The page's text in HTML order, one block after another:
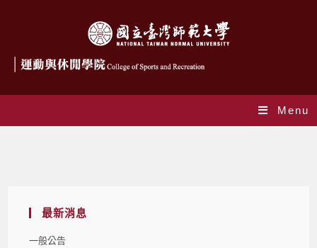
Menu
最新消息
一般公告